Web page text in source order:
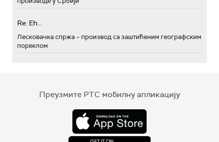
Re: Eh...
Лесковачка спржа – производ са заштићеним географским
пореклом
Преузмите РТС мобилну апликацију